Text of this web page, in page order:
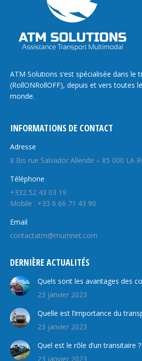
ATM Solutions s’est spécialisée dans le
(RollONRollOFF), depuis et vers toutes
monde.
INFORMATIONS DE CONTACT
Adresse
8 Bis rue Salvador Allende – 85 000 LA
Téléphone
+332 52 43 03 19
Mobile : +33 6 66 71 43 90
Email
contactatm@mumnet.com
DERNIÈRE ACTUALITÉS
Quels sont les avantages des
23 janvier 2023
Quelle est l’importance du
23 janvier 2023
Quel est le rôle d’un transitaire ?
23 janvier 2023